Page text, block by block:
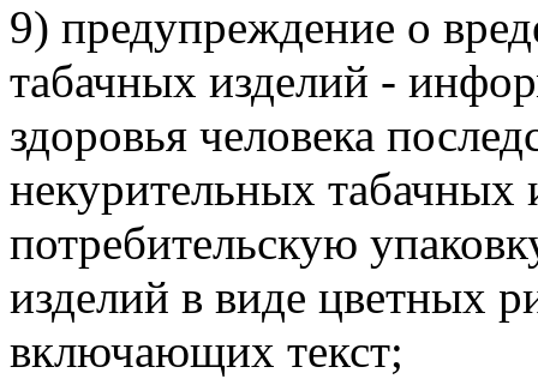
9) предупреждение о
табачных изделий -
здоровья человека
некурительных табачных
потребительскую
изделий в виде цветных
включающих текст;